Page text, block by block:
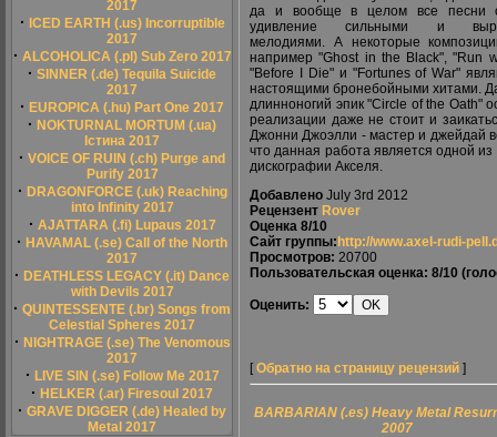
2017
· ICED EARTH (.us) Incorruptible
2017
· ALCOHOLICA (.pl) Sub Zero 2017
· SINNER (.de) Tequila Suicide
2017
· EUROPICA (.hu) Part One 2017
· NOKTURNAL MORTUM (.ua)
Істина 2017
· VOICE OF RUIN (.ch) Purge and
Purify 2017
· DRAGONFORCE (.uk) Reaching
into Infinity 2017
· AJATTARA (.fi) Lupaus 2017
· HAVAMAL (.se) Call of the North
2017
· DEATHLESS LEGACY (.it) Dance
with Devils 2017
· QUINTESSENTE (.br) Songs from
Celestial Spheres 2017
· NIGHTRAGE (.se) The Venomous
2017
· LIVE SIN (.se) Follow Me 2017
· HELKER (.ar) Firesoul 2017
· GRAVE DIGGER (.de) Healed by
Metal 2017
да и вообще в целом все песни
удивление сильными и
мелодиями. А некоторые
например "Ghost in the Black", "Run
"Before I Die" и "Fortunes of War"
настоящими бронебойными хитами.
длинноногий эпик "Circle of the Oath"
реализации даже не стоит и
Джонни Джоэлли - мастер и джейдай
что данная работа является одной
дискографии Акселя.
Добавлено July 3rd 2012
Рецензент Rover
Оценка 8/10
Сайт группы: http://www.axel-rudi-
Просмотров: 20700
Пользовательская оценка: 8/10
Оценить:
[Обратно на страницу рецензий ]
BARBARIAN (.es) Heavy Metal
2007